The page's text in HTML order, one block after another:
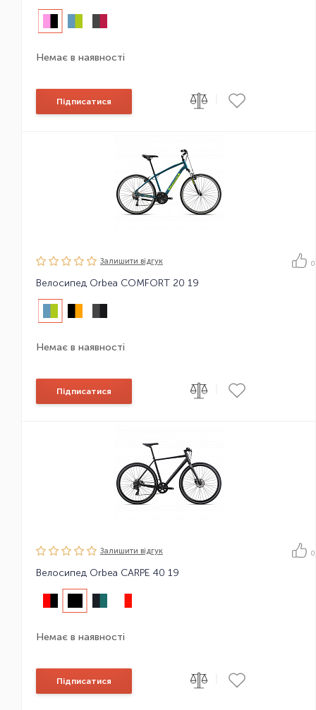
Немає в наявності
Підписатися
Залишити вiдгук 0
Велосипед Orbea COMFORT 20 19
Немає в наявності
Підписатися
Залишити вiдгук 0
Велосипед Orbea CARPE 40 19
Немає в наявності
Підписатися